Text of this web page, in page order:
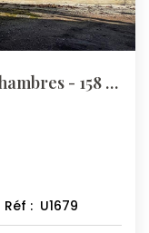
BLOIS VIENNE - MAISON - 3 Chambres - 158 M²
Réf : U1679